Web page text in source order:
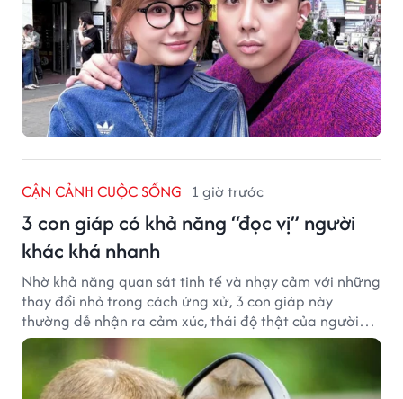
CẬN CẢNH CUỘC SỐNG 1 giờ trước
3 con giáp có khả năng “đọc vị” người
khác khá nhanh
Nhờ khả năng quan sát tinh tế và nhạy cảm với những
thay đổi nhỏ trong cách ứng xử, 3 con giáp này
thường dễ nhận ra cảm xúc, thái độ thật của người
đối diện.